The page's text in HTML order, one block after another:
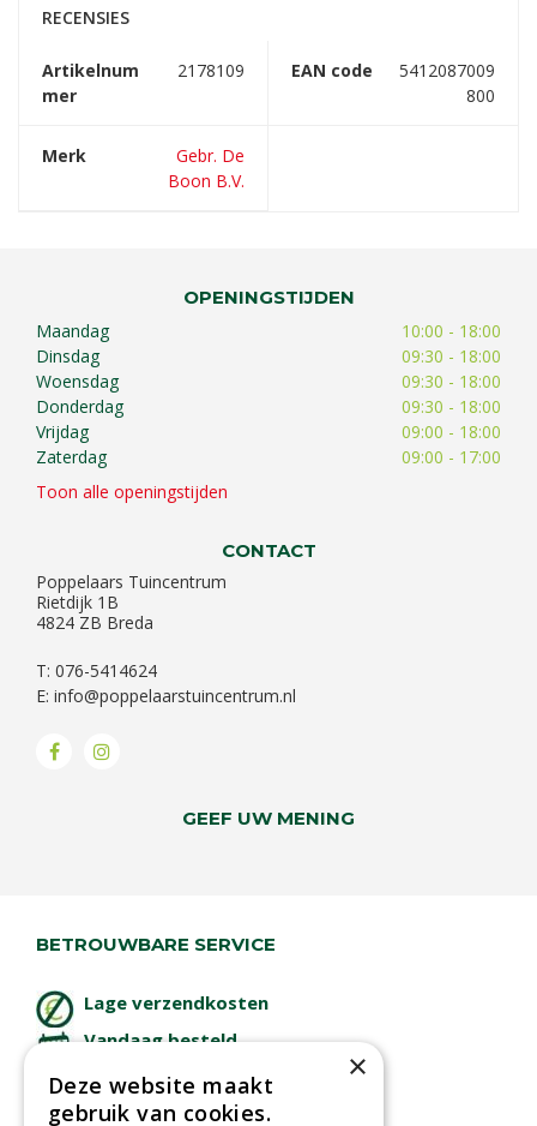
RECENSIES
Artikelnum
mer
2178109 EAN code
5412087009
800
Merk
Gebr. De
Boon B.V.
OPENINGSTIJDEN
Maandag
10:00 - 18:00
Dinsdag
09:30 - 18:00
Woensdag
09:30 - 18:00
Donderdag
09:30 - 18:00
Vrijdag
09:00 - 18:00
Zaterdag
09:00 - 17:00
Toon alle openingstijden
CONTACT
Poppelaars Tuincentrum
Rietdijk 1B
4824 ZB Breda
T: 076-5414624
E: info@poppelaarstuincentrum.nl
GEEF UW MENING
BETROUWBARE SERVICE
Lage verzendkosten
Vandaag besteld
Afhalen in tuincentrum
×
Deze website maakt
gebruik van cookies.